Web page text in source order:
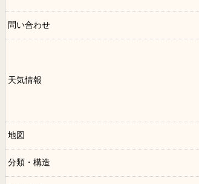
問い合わせ
天気情報
地図
分類・構造